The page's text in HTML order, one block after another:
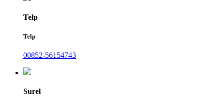
Telp
Telp
00852-56154743
Surel